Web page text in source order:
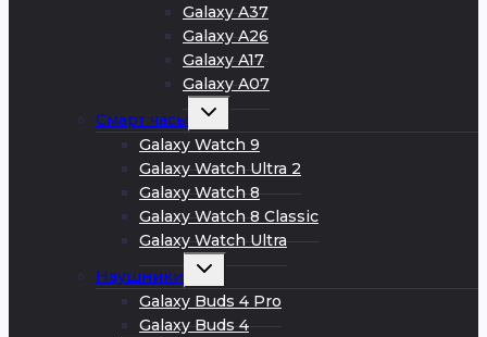
Galaxy A37
Galaxy A26
Galaxy A17
Galaxy A07
Смарт часы
Развернуть
дочернее
меню
Galaxy Watch 9
Galaxy Watch Ultra 2
Galaxy Watch 8
Galaxy Watch 8 Classic
Galaxy Watch Ultra
Наушники
Развернуть
дочернее
меню
Galaxy Buds 4 Pro
Galaxy Buds 4